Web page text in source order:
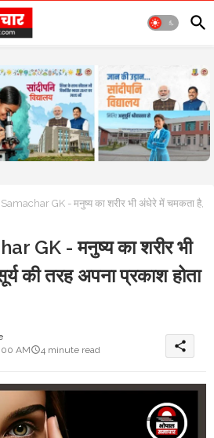
GK - मनुष्य का शरीर भी अंधेरे में चमकता है,
GK - मनुष्य का शरीर भी
की तरह अपना प्रकाश होता
AM
4 minute read share